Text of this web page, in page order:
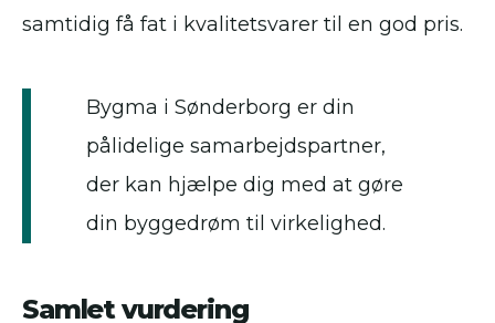
samtidig få fat i kvalitetsvarer til en god pris.
Bygma i Sønderborg er din
pålidelige samarbejdspartner,
der kan hjælpe dig med at gøre
din byggedrøm til virkelighed.
Samlet vurdering